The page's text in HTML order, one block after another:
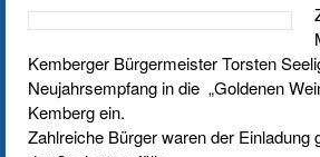
Kemberger Bürgermeister Torsten
Neujahrsempfang in die „Goldenen
Kemberg ein.
Zahlreiche Bürger waren der Einladung